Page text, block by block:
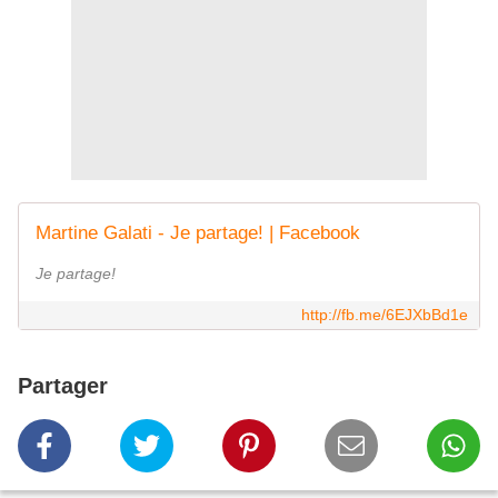
Martine Galati - Je partage! | Facebook
Je partage!
http://fb.me/6EJXbBd1e
Partager